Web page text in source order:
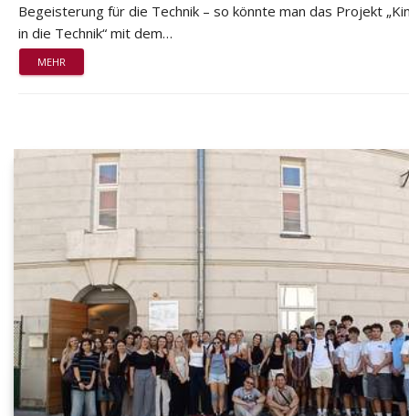
Begeisterung für die Technik – so könnte man das Projekt
in die Technik“ mit dem…
MEHR